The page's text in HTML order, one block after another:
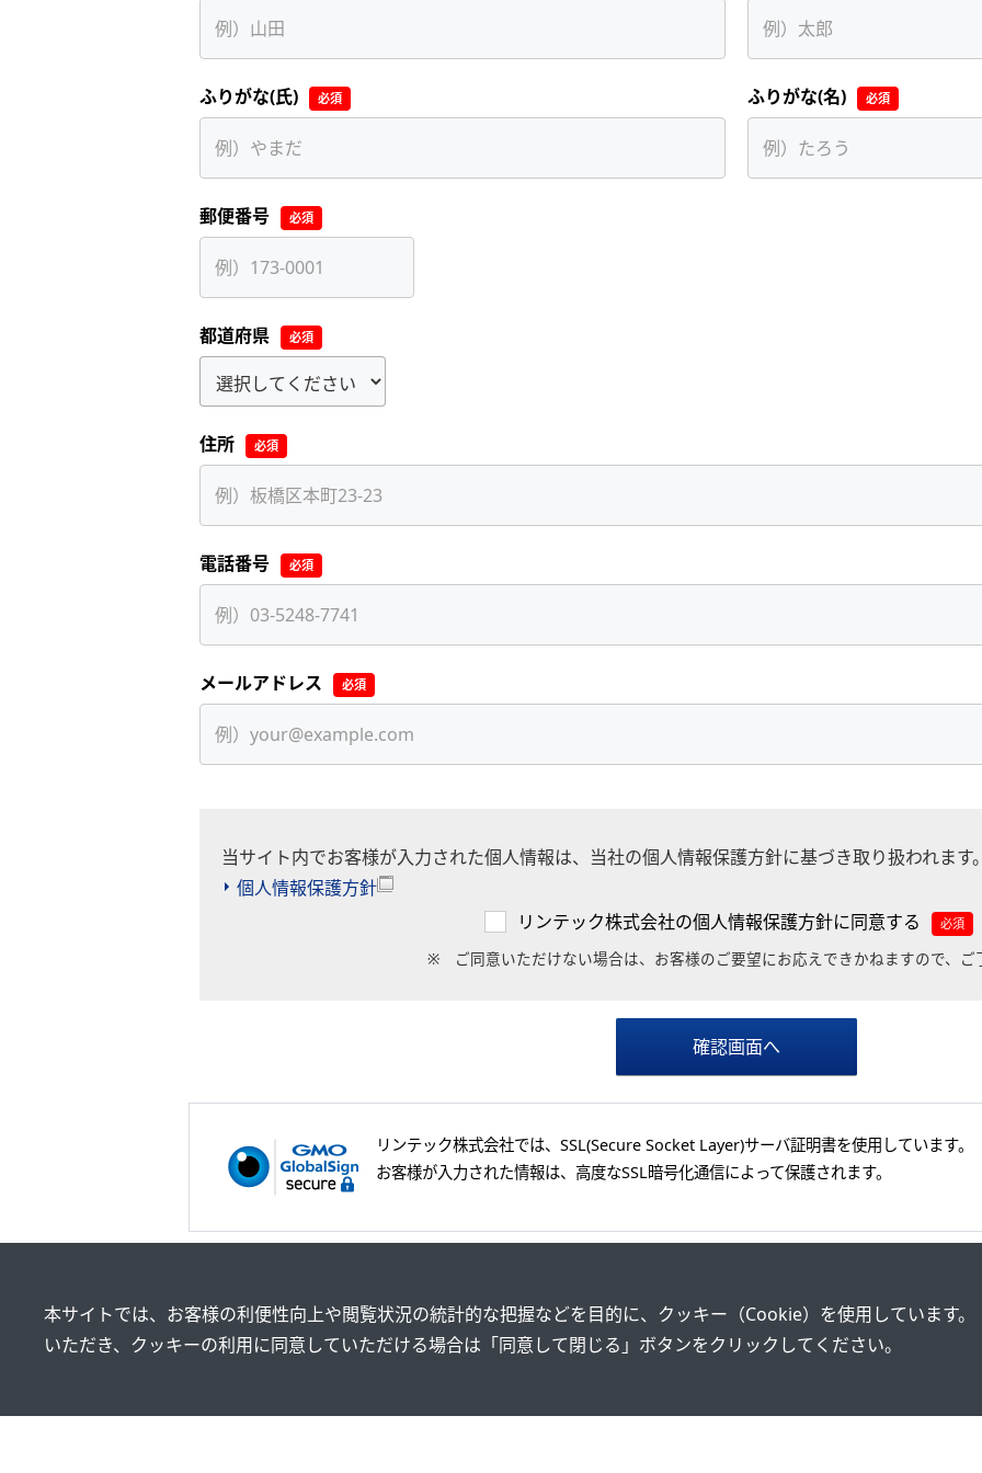
ふりがな(氏) 必須 ふりがな(名) 必須
郵便番号 必須
都道府県 必須
住所 必須
電話番号 必須
メールアドレス 必須
当サイト内でお客様が入力された個人情報は、当社の個人情報保護方針に基づき取り扱われます
個人情報保護方針
リンテック株式会社の個人情報保護方針に同意する
必須
リンテック株式会社では、SSL(Secure Socket Layer)サーバ証明書を使用しています。
お客様が入力された情報は、高度なSSL暗号化通信によって保護されます。
本サイトでは、お客様の利便性向上や閲覧状況の統計的な把握などを目的に、クッキー（Cookie）を使用しています。
いただき、クッキーの利用に同意していただける場合は「同意して閉じる」ボタンをクリックしてください。